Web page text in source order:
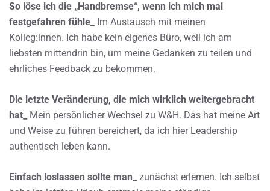
So löse ich die „Handbremse“, wenn ich mich mal
festgefahren fühle_
Im Austausch mit meinen
Kolleg:innen. Ich habe kein eigenes Büro, weil ich am
liebsten mittendrin bin, um meine Gedanken zu teilen und
ehrliches Feedback zu bekommen.
Die letzte Veränderung, die mich wirklich weitergebracht
hat_
Mein persönlicher Wechsel zu W&H. Das hat meine Art
und Weise zu führen bereichert, da ich hier Leadership
authentisch leben kann.
Einfach loslassen sollte man_
zunächst erlernen. Ich selbst